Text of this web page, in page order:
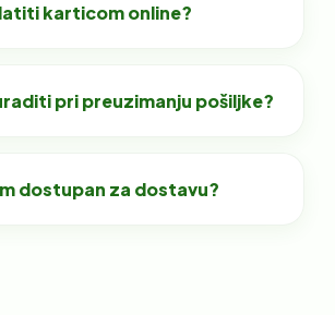
karticom online?
pri preuzimanju pošiljke?
dostupan za dostavu?